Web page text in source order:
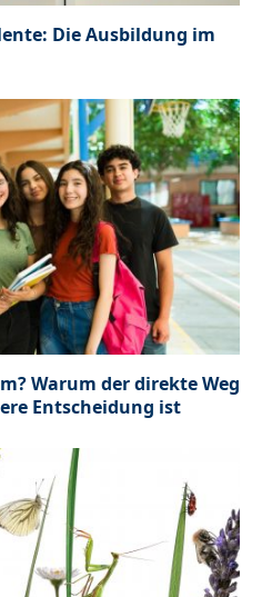
Die Ausbildung im
Warum der direkte Weg
Entscheidung ist